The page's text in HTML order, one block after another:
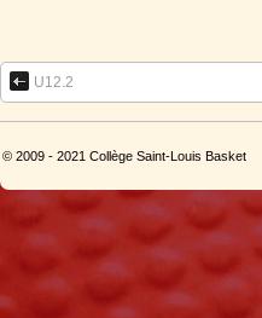
U12.2
© 2009 - 2021 Collège Saint-Louis Basket